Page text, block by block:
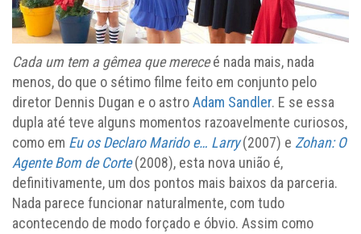
Cada um tem a gêmea que mereceé nada mais, nada
menos, do que o sétimo filme feito em conjunto pelo
diretor Dennis Dugan e o astroAdam Sandler. E se essa
dupla até teve alguns momentos razoavelmente curiosos,
como em Eu os Declaro Marido e… Larry(2007) e Zohan: O
Agente Bom de Corte(2008), esta nova união é,
definitivamente, um dos pontos mais baixos da parceria.
Nada parece funcionar naturalmente, com tudo
acontecendo de modo forçado e óbvio. Assim como